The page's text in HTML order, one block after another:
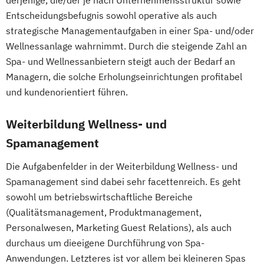
Waldbaden
Wellnessmasseur/in
Wirbelsäulentherapie nach Dorn / Breuß
Yoga Trainer/in
Ernährungsberater für Senioren
Ernährungsberater für Sportler
Ernährungsberater für Sportler (inkl.
Ernährung C-Lizenz)
Ernährungsberater für Sportler A-Lizenz
Ernährungsberater für Sportler)
Ernährungsberater für vegane Ernährung
Ernährungsberater für vegetarische
Ernährung
Ernährungsberater/in A-Lizenz
Ernährungsberater/in B-Lizenz
Ernährungsfachwirt/in
Fachberater für Nahrungsergänzungsmittel
Nordic Walking Trainer Ausbildung
Pilates Trainer Ausbildung
Seniorentrainer Ausbildung
Sportmassage Ausbildung
Wirbelsäulengymnastik Trainer Ausbildung
Yoga Trainer Ausbildung
Entscheidungsbefugnis sowohl operative als auch
strategische Managementaufgaben in einer Spa- und/oder
Wellnessanlage wahrnimmt. Durch die steigende Zahl an
Spa- und Wellnessanbietern steigt auch der Bedarf an
Managern, die solche Erholungseinrichtungen profitabel
und kundenorientiert führen.
Weiterbildung Wellness- und
Spamanagement
Die Aufgabenfelder in der Weiterbildung Wellness- und
Spamanagement sind dabei sehr facettenreich. Es geht
sowohl um betriebswirtschaftliche Bereiche
(Qualitätsmanagement, Produktmanagement,
Personalwesen, Marketing Guest Relations), als auch
durchaus um dieeigene Durchführung von Spa-
Anwendungen. Letzteres ist vor allem bei kleineren Spas